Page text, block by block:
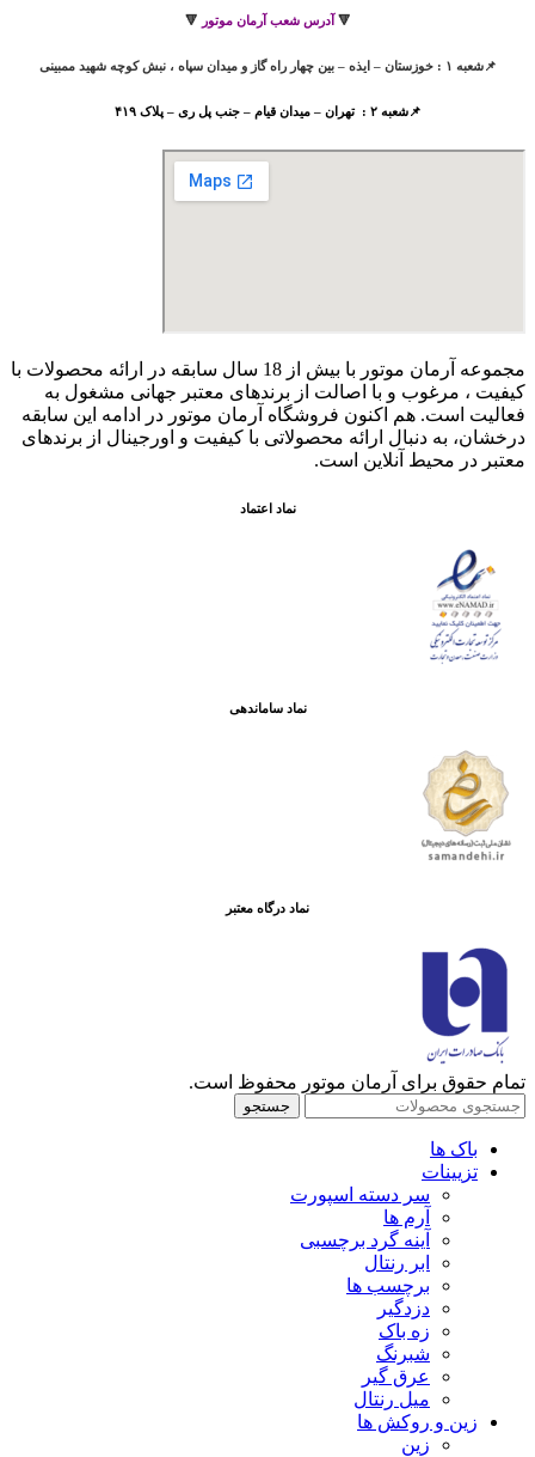
🔻 آدرس شعب آرمان موتور 🔻
📌شعبه ۱ : خوزستان – ایذه – بین چهار راه گاز و میدان سپاه ، نبش کوچه شهید ممبینی
📌شعبه ۲ : تهران – میدان قیام – جنب پل ری – پلاک ۴۱۹
مجموعه آرمان موتور با بیش از 18 سال سابقه در ارائه محصولات با
کيفيت ، مرغوب و با اصالت از برندهای معتبر جهانی مشغول به
فعاليت است. هم اکنون فروشگاه آرمان موتور در ادامه اين سابقه
درخشان، به دنبال ارائه محصولاتی با کيفيت و اورجينال از برندهای
معتبر در محيط آنلاين است.
نماد اعتماد
نماد ساماندهی
نماد درگاه معتبر
تمام حقوق برای آرمان موتور محفوظ است.
جستجو
باک ها
تزیینات
سر دسته اسپورت
آرم ها
آینه گرد برچسبی
ابر رنتال
برچسب ها
دزدگیر
زه باک
شبرنگ
عرق گیر
میل رنتال
زین و روکش ها
زین